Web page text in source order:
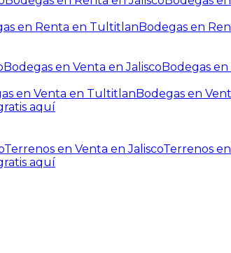
en Renta en TultitlanBodegas en
Bodegas en Venta en JaliscoBodegas
en Venta en TultitlanBodegas en
aquí
Terrenos en Venta en JaliscoTerrenos
aquí